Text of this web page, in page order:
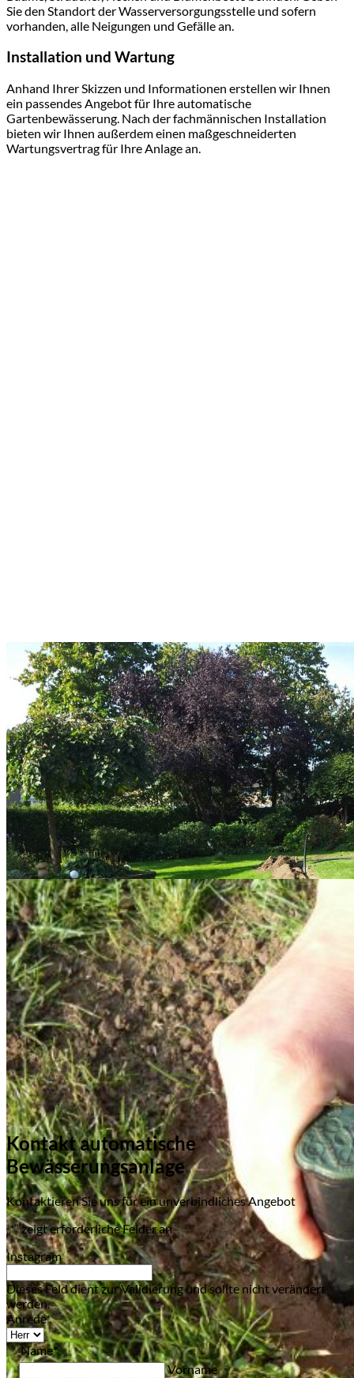
Sie den Standort der Wasserversorgungsstelle und sofern
vorhanden, alle Neigungen und Gefälle an.
Installation und Wartung
Anhand Ihrer Skizzen und Informationen erstellen wir Ihnen
ein passendes Angebot für Ihre automatische
Gartenbewässerung. Nach der fachmännischen Installation
bieten wir Ihnen außerdem einen maßgeschneiderten
Wartungsvertrag für Ihre Anlage an.
Kontakt automatische
Bewässerungsanlage
Kontaktieren Sie uns für ein unverbindliches Angebot
„*“ zeigt erforderliche Felder an
Instagram
Dieses Feld dient zur Validierung und sollte nicht verändert
werden.
Anrede*
Name*
Vorname